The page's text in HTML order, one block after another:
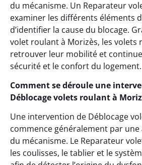
du mécanisme. Un Reparateur
examiner les différents éléments
d’identifier la cause du blocage.
volet roulant à Morizès, les volets
retrouver leur mobilité et
sécurité et le confort du logement.
Comment se déroule une
Déblocage volets roulant à
Une intervention de Déblocage
commence généralement par
du mécanisme. Le Reparateur
les coulisses, le tablier et le